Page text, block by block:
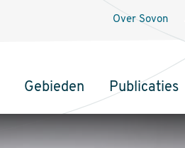
Gebieden Publicaties
Over Sovon